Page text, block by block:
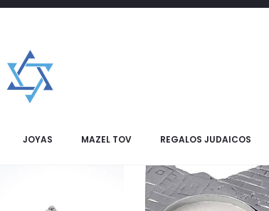
JOYAS MAZEL TOV REGALOS JUDAICOS